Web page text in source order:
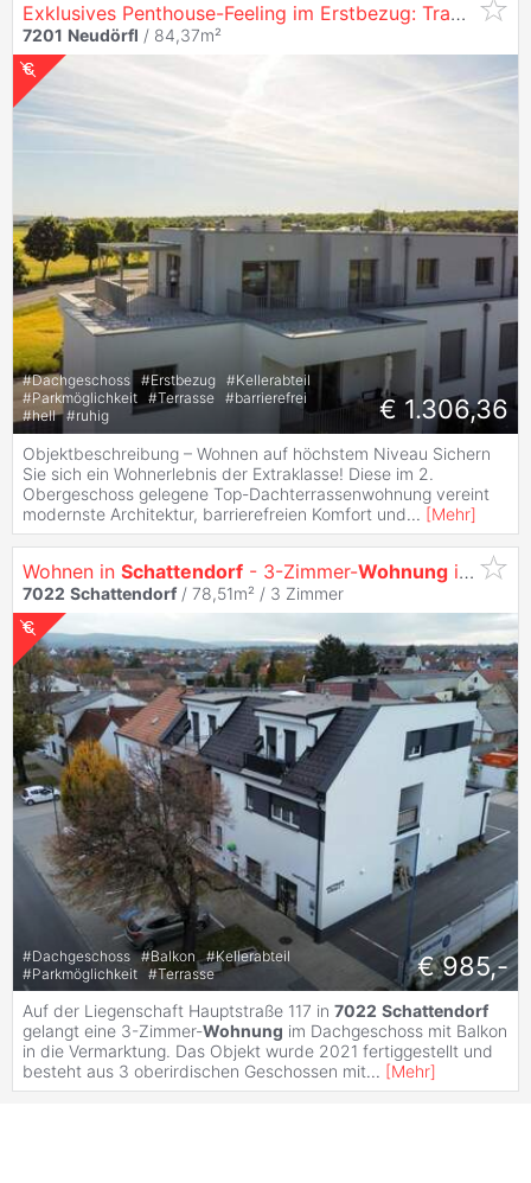
Exklusives Penthouse-Feeling im Erstbezug: Traumhafte Dachterrassenwohnung mit Lift & Fernblick!
7201 Neudörfl / 84,37m²
#Dachgeschoss #Erstbezug #Kellerabteil
#Parkmöglichkeit #Terrasse #barrierefrei
#hell #ruhig € 1.306,36
Objektbeschreibung – Wohnen auf höchstem Niveau Sichern
Sie sich ein Wohnerlebnis der Extraklasse! Diese im 2.
Obergeschoss gelegene Top-Dachterrassenwohnung vereint
modernste Architektur, barrierefreien Komfort und... [Mehr]
Wohnen in Schattendorf - 3-Zimmer-Wohnung im Ortszentrum
7022 Schattendorf / 78,51m² / 3 Zimmer
#Dachgeschoss #Balkon #Kellerabteil
#Parkmöglichkeit #Terrasse € 985,-
Auf der Liegenschaft Hauptstraße 117 in 7022 Schattendorf
gelangt eine 3-Zimmer-Wohnung im Dachgeschoss mit Balkon
in die Vermarktung. Das Objekt wurde 2021 fertiggestellt und
besteht aus 3 oberirdischen Geschossen mit... [Mehr]